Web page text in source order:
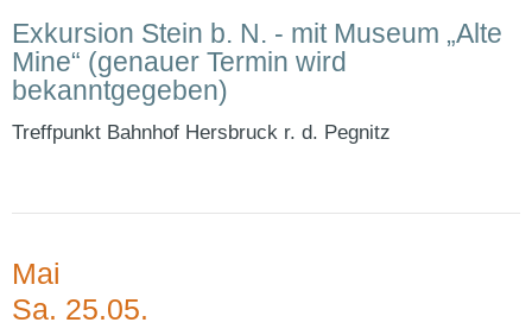
Exkursion Stein b. N. - mit Museum „Alte
Mine“ (genauer Termin wird
bekanntgegeben)
Treffpunkt Bahnhof Hersbruck r. d. Pegnitz
Mai
Sa. 25.05.